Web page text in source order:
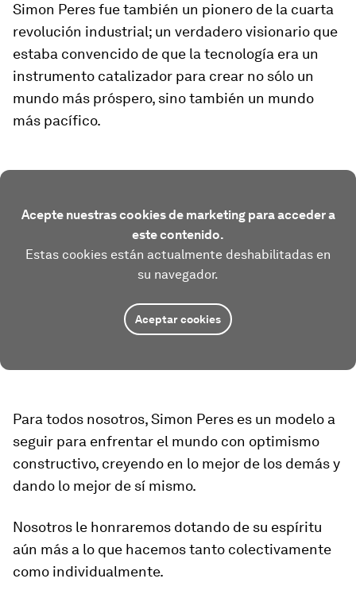
Simon Peres fue también un pionero de la cuarta
revolución industrial; un verdadero visionario que
estaba convencido de que la tecnología era un
instrumento catalizador para crear no sólo un
mundo más próspero, sino también un mundo
más pacífico.
Acepte nuestras cookies de marketing para acceder a
este contenido.
Estas cookies están actualmente deshabilitadas en
su navegador.
Aceptar cookies
Para todos nosotros, Simon Peres es un modelo a
seguir para enfrentar el mundo con optimismo
constructivo, creyendo en lo mejor de los demás y
dando lo mejor de sí mismo.
Nosotros le honraremos dotando de su espíritu
aún más a lo que hacemos tanto colectivamente
como individualmente.